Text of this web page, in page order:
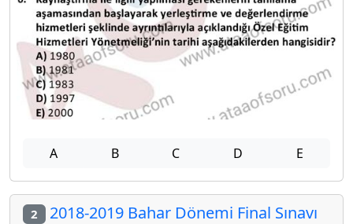
A B C D E
2 2018-2019 Bahar Dönemi Final Sınavı